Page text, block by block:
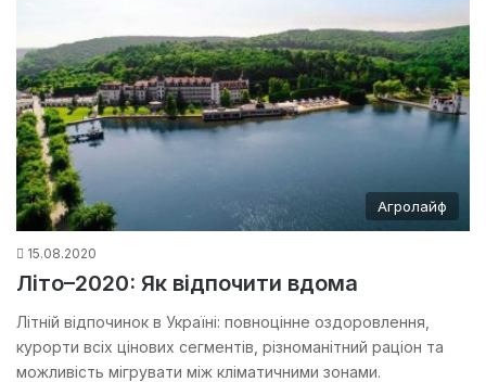
Агролайф
15.08.2020
Літо–2020: Як відпочити вдома
Літній відпочинок в Україні: повноцінне оздоровлення,
курорти всіх цінових сегментів, різноманітний раціон та
можливість мігрувати між кліматичними зонами.